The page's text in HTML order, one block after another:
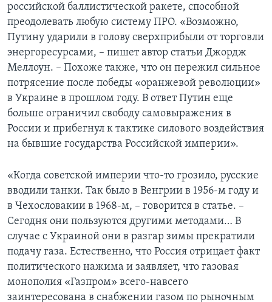
российской баллистической ракете, способной
преодолевать любую систему ПРО. «Возможно,
Путину ударили в голову сверхприбыли от торговли
энергоресурсами, – пишет автор статьи Джордж
Меллоун. – Похоже также, что он пережил сильное
потрясение после победы «оранжевой революции»
в Украине в прошлом году. В ответ Путин еще
больше ограничил свободу самовыражения в
России и прибегнул к тактике силового воздействия
на бывшие государства Российской империи».
«Когда советской империи что-то грозило, русские
вводили танки. Так было в Венгрии в 1956-м году и
в Чехословакии в 1968-м, – говорится в статье. –
Сегодня они пользуются другими методами… В
случае с Украиной они в разгар зимы прекратили
подачу газа. Естественно, что Россия отрицает факт
политического нажима и заявляет, что газовая
монополия «Газпром» всего-навсего
заинтересована в снабжении газом по рыночным